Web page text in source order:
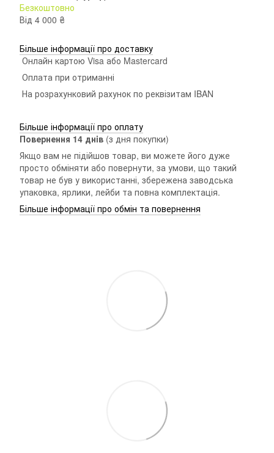
Безкоштовно
Від 4 000 ₴
Більше інформації про доставку
Онлайн картою Visa або Mastercard
Оплата при отриманні
На розрахунковий рахунок по реквізитам IBAN
Більше інформації про оплату
Повернення 14 днiв (з дня покупки)
Якщо вам не підійшов товар, ви можете його дуже
просто обміняти або повернути, за умови, що такий
товар не був у використанні, збережена заводська
упаковка, ярлики, лейби та повна комплектація.
Більше інформації про обмін та повернення